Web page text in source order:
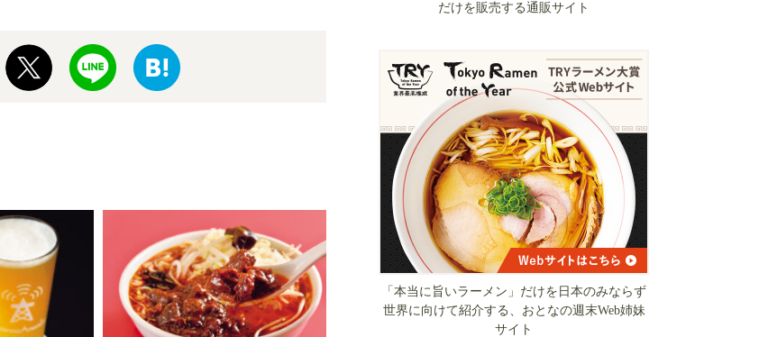
だけを販売する通販サイト
「本当に旨いラーメン」だけを日本のみならず
世界に向けて紹介する、おとなの週末Web姉妹
サイト